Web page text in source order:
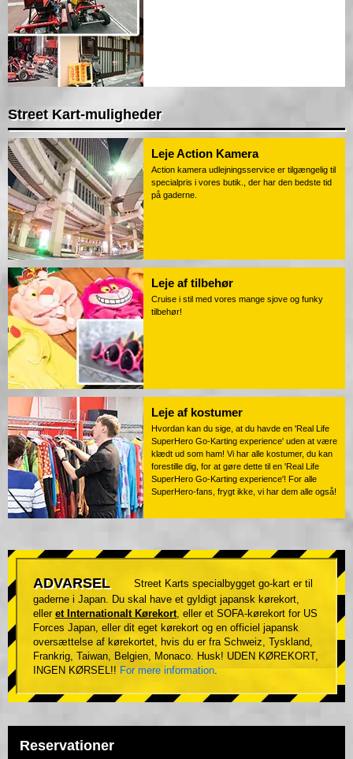
Street Kart-muligheder
Leje Action Kamera
Action kamera udlejningsservice er tilgængelig til
specialpris i vores butik., der har den bedste tid
på gaderne.
Leje af tilbehør
Cruise i stil med vores mange sjove og funky
tilbehør!
Leje af kostumer
Hvordan kan du sige, at du havde en 'Real Life
SuperHero Go-Karting experience' uden at være
klædt ud som ham! Vi har alle kostumer, du kan
forestille dig, for at gøre dette til en 'Real Life
SuperHero Go-Karting experience'! For alle
SuperHero-fans, frygt ikke, vi har dem alle også!
ADVARSEL
Street Karts specialbygget go-kart er til
gaderne i Japan. Du skal have et gyldigt japansk kørekort,
eller et Internationalt Kørekort, eller et SOFA-kørekort for US
Forces Japan, eller dit eget kørekort og en officiel japansk
oversættelse af kørekortet, hvis du er fra Schweiz, Tyskland,
Frankrig, Taiwan, Belgien, Monaco. Husk! UDEN KØREKORT,
INGEN KØRSEL!! For mere information.
Reservationer